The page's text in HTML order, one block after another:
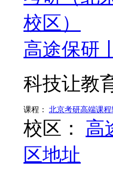
高途保研
科技让教
课程： 北京考研高端课程
校区： 高
区地址